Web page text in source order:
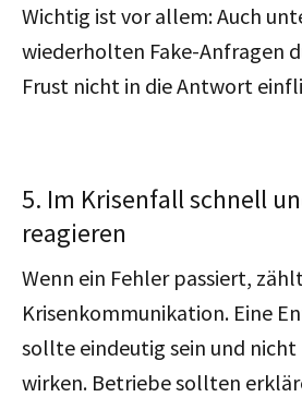
Wichtig ist vor allem: Auch
wiederholten Fake-Anfragen
Frust nicht in die Antwort
5. Im Krisenfall schnell
reagieren
Wenn ein Fehler passiert,
Krisenkommunikation. Eine
sollte eindeutig sein und
wirken. Betriebe sollten